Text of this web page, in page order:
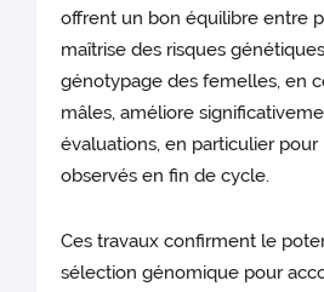
offrent un bon équilibre entre
maîtrise des risques
génotypage des femelles, en
mâles, améliore
évaluations, en particulier pour
observés en fin de cycle.
Ces travaux confirment le
sélection génomique pour